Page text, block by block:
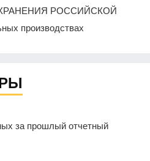
РОССИЙСКОЙ
производствах
за прошлый отчетный